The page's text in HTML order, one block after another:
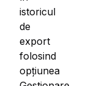
istoricul
de
export
folosind
opțiunea